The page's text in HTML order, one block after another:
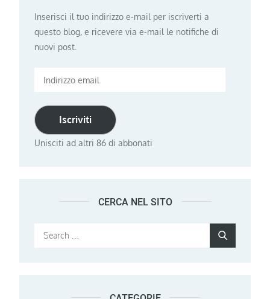
Inserisci il tuo indirizzo e-mail per iscriverti a
questo blog, e ricevere via e-mail le notifiche di
nuovi post.
Indirizzo
Iscriviti
Unisciti ad altri 86 di abbonati
CERCA NEL SITO
Search